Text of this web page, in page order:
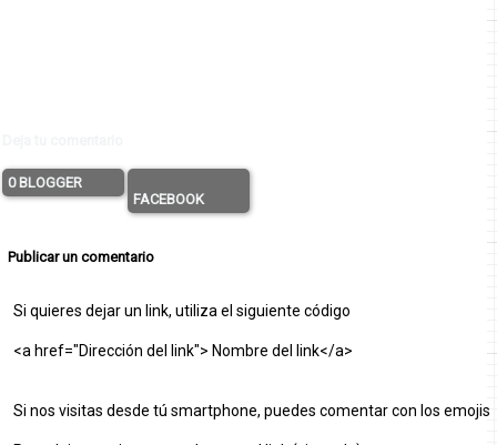
0 BLOGGER
FACEBOOK
Publicar un comentario
Si quieres dejar un link, utiliza el siguiente código
<a href="Dirección del link"> Nombre del link</a>
Si nos visitas desde tú smartphone, puedes comentar con los emojis